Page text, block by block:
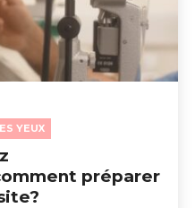
YEUX
préparer